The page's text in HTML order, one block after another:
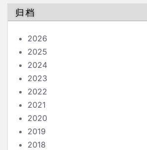
归档
2026
2025
2024
2023
2022
2021
2020
2019
2018